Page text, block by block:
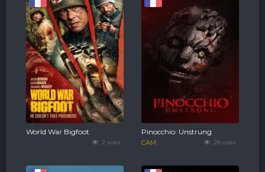
2 vues
World War Bigfoot
28 vues
Pinocchio: Unstrung
CAM